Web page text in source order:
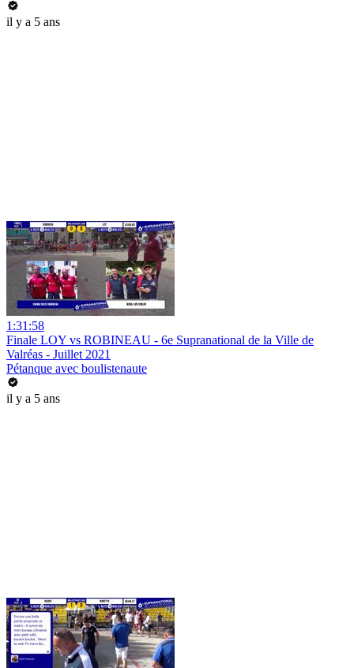
il y a 5 ans
1:31:58
Finale LOY vs ROBINEAU - 6e Supranational de la Ville de
Valréas - Juillet 2021
Pétanque avec boulistenaute
il y a 5 ans